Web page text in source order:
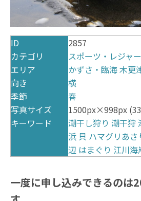
ID
2857
カテゴリ
スポーツ・レジャー
エリア
かずさ・臨海木更
向き
横
季節
春
写真サイズ
1500px×998px
キーワード
潮干し狩り 潮干狩
浜 貝 ハマグリあさ
辺 はまぐり 江川海
一度に申し込みできるのは